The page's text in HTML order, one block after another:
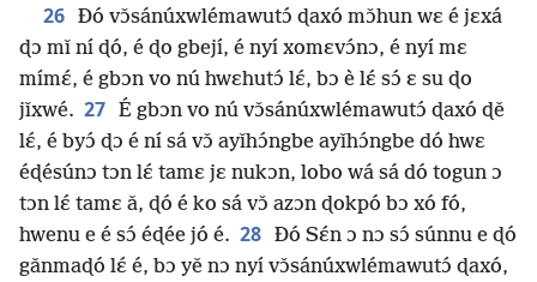
26 Ðó vɔ̌sánúxwlémawutɔ́ ɖaxó mɔ̌hun wɛ é jɛxá
ɖɔ mǐ ní ɖó, é ɖo gbejí, é nyí xomɛvɔ́nɔ, é nyí mɛ
mímɛ́, é gbɔn vo nú hwɛhutɔ́ lɛ́, bɔ è lɛ́ sɔ́ ɛ su ɖo
jǐxwé. 27 É gbɔn vo nú vɔ̌sánúxwlémawutɔ́ ɖaxó ɖě
lɛ́, é byɔ́ ɖɔ é ní sá vɔ̌ ayǐhɔ́ngbe ayǐhɔ́ngbe dó hwɛ
éɖésúnɔ tɔn lɛ́ tamɛ jɛ nukɔn, lobo wá sá dó togun ɔ
tɔn lɛ́ tamɛ ǎ, ɖó é ko sá vɔ̌ azɔn ɖokpó bɔ xó fó,
hwenu e é sɔ́ éɖée jó é. 28 Ðó Sɛ́n ɔ nɔ sɔ́ súnnu e ɖó
gǎnmaɖó lɛ́ é, bɔ yě nɔ nyí vɔ̌sánúxwlémawutɔ́ ɖaxó,